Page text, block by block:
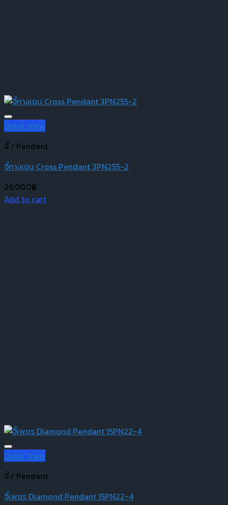
Quick View
จี้ / Pendant
จี้กางเขน Cross Pendant 3PN255-2
29,000฿
Add to cart
Quick View
จี้ / Pendant
จี้เพชร Diamond Pendant 15PN22-4